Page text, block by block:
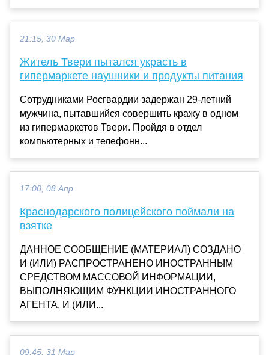
21:15, 30 Мар
Житель Твери пытался украсть в
гипермаркете наушники и продукты питания
Сотрудниками Росгвардии задержан 29-летний
мужчина, пытавшийся совершить кражу в одном
из гипермаркетов Твери. Пройдя в отдел
компьютерных и телефонн...
17:00, 08 Апр
Краснодарского полицейского поймали на
взятке
ДАННОЕ СООБЩЕНИЕ (МАТЕРИАЛ) СОЗДАНО
И (ИЛИ) РАСПРОСТРАНЕНО ИНОСТРАННЫМ
СРЕДСТВОМ МАССОВОЙ ИНФОРМАЦИИ,
ВЫПОЛНЯЮЩИМ ФУНКЦИИ ИНОСТРАННОГО
АГЕНТА, И (ИЛИ...
09:45, 31 Мар